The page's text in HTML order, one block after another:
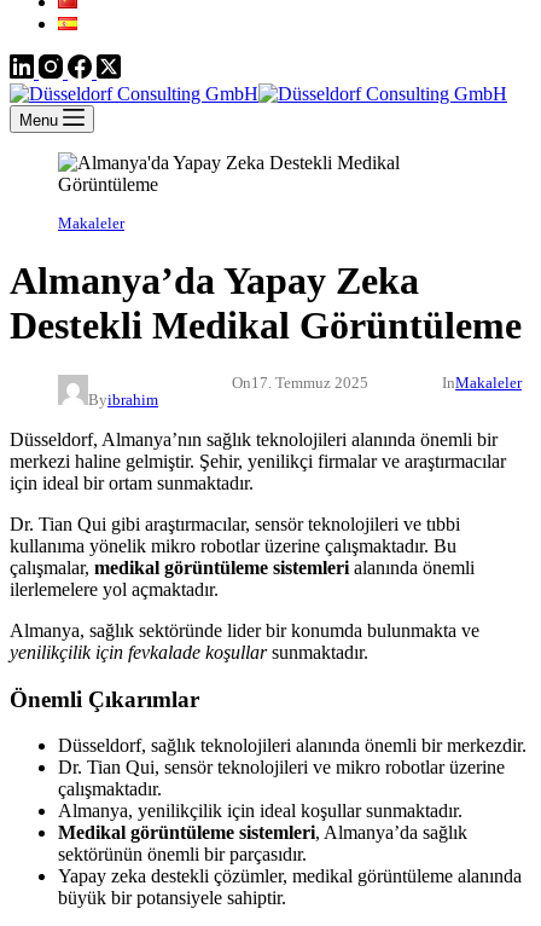
Menu
Makaleler
Almanya’da Yapay Zeka
Destekli Medikal Görüntüleme
Byibrahim
On17. Temmuz 2025 InMakaleler
Düsseldorf, Almanya’nın sağlık teknolojileri alanında önemli bir
merkezi haline gelmiştir. Şehir, yenilikçi firmalar ve araştırmacılar
için ideal bir ortam sunmaktadır.
Dr. Tian Qui gibi araştırmacılar, sensör teknolojileri ve tıbbi
kullanıma yönelik mikro robotlar üzerine çalışmaktadır. Bu
çalışmalar, medikal görüntüleme sistemleri alanında önemli
ilerlemelere yol açmaktadır.
Almanya, sağlık sektöründe lider bir konumda bulunmakta ve
yenilikçilik için fevkalade koşullarsunmaktadır.
Önemli Çıkarımlar
Düsseldorf, sağlık teknolojileri alanında önemli bir merkezdir.
Dr. Tian Qui, sensör teknolojileri ve mikro robotlar üzerine
çalışmaktadır.
Almanya, yenilikçilik için ideal koşullar sunmaktadır.
Medikal görüntüleme sistemleri, Almanya’da sağlık
sektörünün önemli bir parçasıdır.
Yapay zeka destekli çözümler, medikal görüntüleme alanında
büyük bir potansiyele sahiptir.